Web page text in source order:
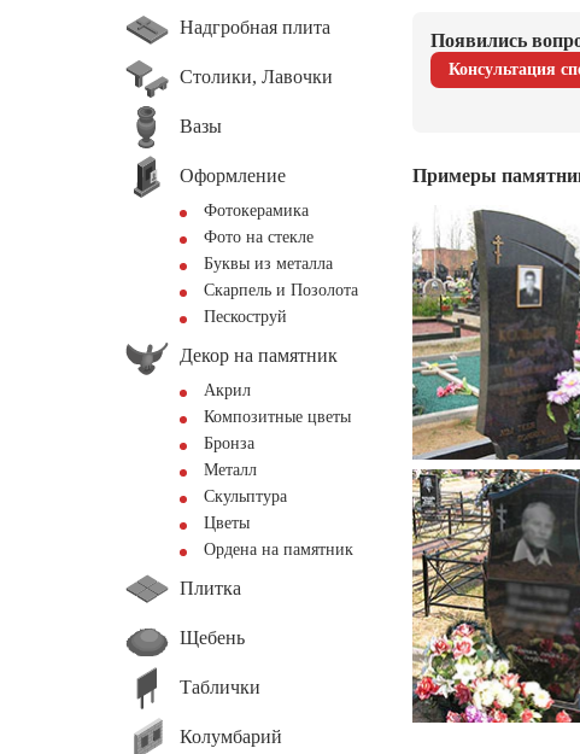
Надгробная плита
Столики, Лавочки
Вазы
Оформление
Фотокерамика
Фото на стекле
Буквы из металла
Скарпель и Позолота
Пескоструй
Декор на памятник
Акрил
Композитные цветы
Бронза
Металл
Скульптура
Цветы
Ордена на памятник
Плитка
Щебень
Таблички
Колумбарий
Появились
Консультация
Примеры